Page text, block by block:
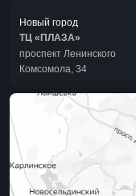
Новый город
ТЦ «ПЛАЗА»
проспект Ленинского
Комсомола, 34